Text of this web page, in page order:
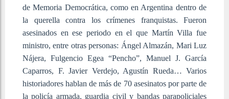
de Memoria Democrática, como en Argentina dentro de
la querella contra los crímenes franquistas. Fueron
asesinados en ese periodo en el que Martín Villa fue
ministro, entre otras personas: Ángel Almazán, Mari Luz
Nájera, Fulgencio Egea “Pencho”, Manuel J. García
Caparros, F. Javier Verdejo, Agustín Rueda… Varios
historiadores hablan de más de 70 asesinatos por parte de
la policía armada, guardia civil y bandas parapoliciales